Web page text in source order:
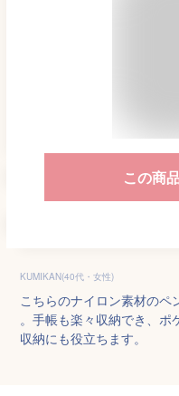
この商
KUMIKAN(40代・女性)
こちらのナイロン素材のペ
。手帳も楽々収納でき、
収納にも役立ちます。